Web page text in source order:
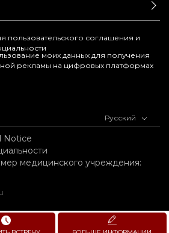
пользовательского соглашения и
моих данных для получения
рекламы на цифровых платформах
Русский
Notice
медицинского учреждения: